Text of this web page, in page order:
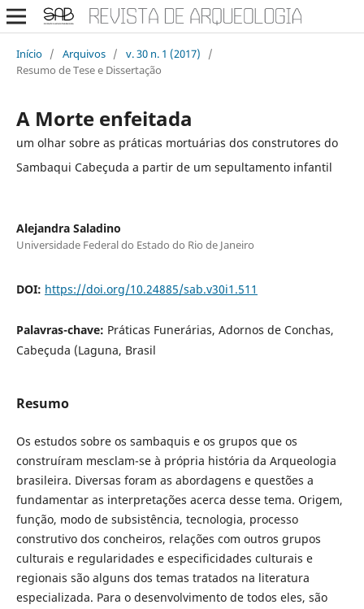
Início / Arquivos / v. 30 n. 1 (2017)
/
Resumo de Tese e Dissertação
A Morte enfeitada
um olhar sobre as práticas mortuárias dos construtores do
Sambaqui Cabeçuda a partir de um sepultamento infantil
Alejandra Saladino
Universidade Federal do Estado do Rio de Janeiro
DOI: https://doi.org/10.24885/sab.v30i1.511
Palavras-chave: Práticas Funerárias, Adornos de Conchas,
Cabeçuda (Laguna, Brasil
Resumo
Os estudos sobre os sambaquis e os grupos que os
construíram mesclam-se à própria história da Arqueologia
brasileira. Diversas foram as abordagens e questões a
fundamentar as interpretações acerca desse tema. Origem,
função, modo de subsistência, tecnologia, processo
construtivo dos concheiros, relações com outros grupos
culturais e regularidades e especificidades culturais e
regionais são alguns dos temas tratados na literatura
especializada. Para o desenvolvimento de todos eles, são